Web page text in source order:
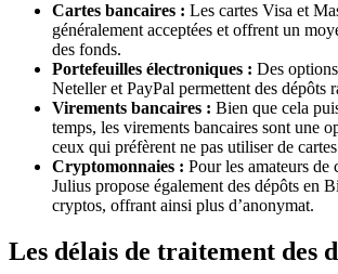
Cartes bancaires : Les cartes Visa et
généralement acceptées et offrent un
des fonds.
Portefeuilles électroniques : Des
Neteller et PayPal permettent des dépôts
Virements bancaires : Bien que cela
temps, les virements bancaires sont une
ceux qui préfèrent ne pas utiliser de
Cryptomonnaies : Pour les amateurs de
Julius propose également des dépôts en
cryptos, offrant ainsi plus d’anonymat.
Les délais de traitement des